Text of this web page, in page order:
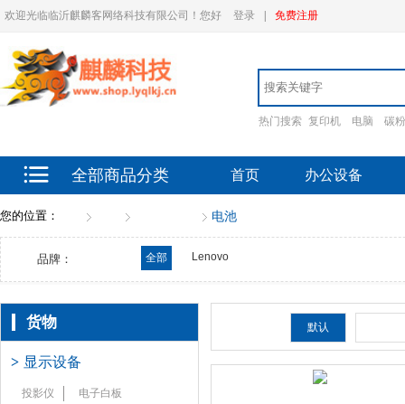
欢迎光临临沂麒麟客网络科技有限公司！您好 登录 免费注册
热门搜索 复印机 电脑 碳粉
全部商品分类 首页 办公设备
您的位置： 电池
品牌： 全部 Lenovo
货物
> 显示设备
投影仪
电子白板
默认